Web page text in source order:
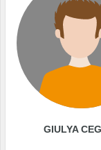
GIULYA